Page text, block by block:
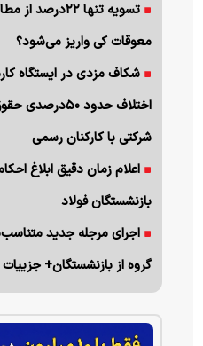
تسویه تنها
معوقات کی واریز می‌شود؟
شکاف مزدی در ایستگاه
اختلاف حدود
شرکتی با کارکنان رسمی
اعلام زمان دقیق ابلاغ
بازنشستگان فولاد
اجرای مرجله جدید
گروه از بازنشستگان+ جزییات